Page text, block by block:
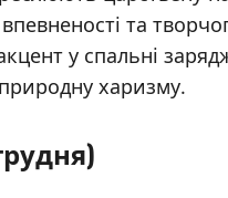
та
у спальні
харизму.